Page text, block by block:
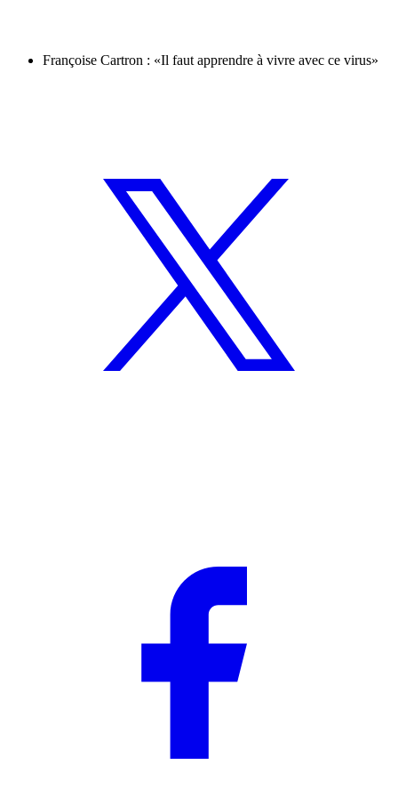
Françoise Cartron : «Il faut apprendre à vivre avec ce virus»